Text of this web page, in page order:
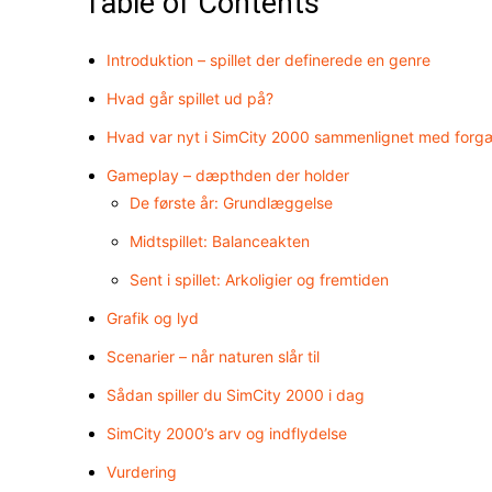
Introduktion – spillet der definerede en genre
Hvad går spillet ud på?
Hvad var nyt i SimCity 2000 sammenlignet med
Gameplay – dæpthden der holder
De første år: Grundlæggelse
Midtspillet: Balanceakten
Sent i spillet: Arkoligier og fremtiden
Grafik og lyd
Scenarier – når naturen slår til
Sådan spiller du SimCity 2000 i dag
SimCity 2000’s arv og indflydelse
Vurdering